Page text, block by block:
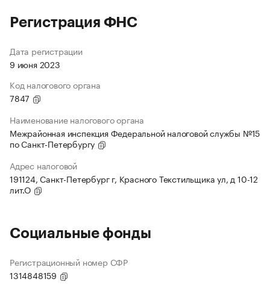
Регистрация ФНС
Дата регистрации
9 июня 2023
Код налогового органа
7847
Наименование налогового органа
Межрайонная инспекция Федеральной налоговой службы №15
по Санкт-Петербургу
Адрес налоговой
191124, Санкт-Петербург г, Красного Текстильщика ул, д 10-12
лит.О
Социальные фонды
Регистрационный номер СФР
1314848159